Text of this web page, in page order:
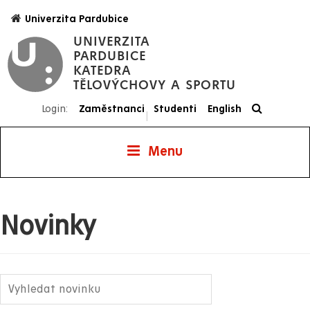
hlavnímu
obsahu
UNIVERZITA
PARDUBICE
KATEDRA
TĚLOVÝCHOVY A SPORTU
Univerzita Pardubice
Login: Zaměstnanci
|
Studenti English
Menu
Novinky